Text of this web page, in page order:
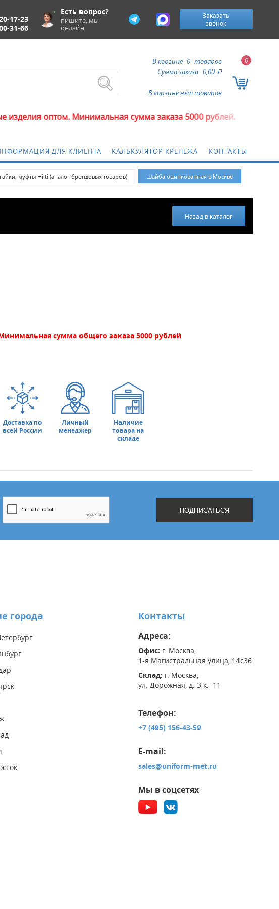
Есть вопрос?
пишите, мы
онлайн
17-23
31-66
Заказать
звонок
0
В корзине 0 товаров
Сумма заказа 0,00 a
В корзине нет товаров
оптом. Минимальная сумма заказа 5000 рублей.
ДЛЯ КЛИЕНТА КАЛЬКУЛЯТОР КРЕПЕЖА КОНТАКТЫ
муфты Hilti (аналог брендовых товаров) Шайба оцинкованная в Москве
Назад в каталог
сумма общего заказа 5000 рублей
Доставка по
всей России
Личный
менеджер
Наличие
товара на
складе
города Контакты
Адреса:
Офис: г. Москва,
1-я Магистральная улица, 14с36
Склад: г. Москва,
ул. Дорожная, д. 3 к. 11
Телефон:
+7 (495) 156-43-59
E-mail:
sales@uniform-met.ru
Мы в соцсетях